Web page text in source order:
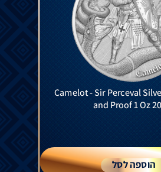
Camelot - Sir Perceval
and Proof 1 Oz
הוספה לסל